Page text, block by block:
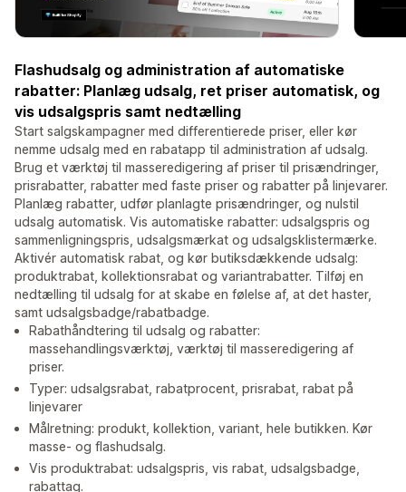
Flashudsalg og administration af automatiske
rabatter: Planlæg udsalg, ret priser automatisk, og
vis udsalgspris samt nedtælling
Start salgskampagner med differentierede priser, eller kør
nemme udsalg med en rabatapp til administration af udsalg.
Brug et værktøj til masseredigering af priser til prisændringer,
prisrabatter, rabatter med faste priser og rabatter på linjevarer.
Planlæg rabatter, udfør planlagte prisændringer, og nulstil
udsalg automatisk. Vis automatiske rabatter: udsalgspris og
sammenligningspris, udsalgsmærkat og udsalgsklistermærke.
Aktivér automatisk rabat, og kør butiksdækkende udsalg:
produktrabat, kollektionsrabat og variantrabatter. Tilføj en
nedtælling til udsalg for at skabe en følelse af, at det haster,
samt udsalgsbadge/rabatbadge.
Rabathåndtering til udsalg og rabatter:
massehandlingsværktøj, værktøj til masseredigering af
priser.
Typer: udsalgsrabat, rabatprocent, prisrabat, rabat på
linjevarer
Målretning: produkt, kollektion, variant, hele butikken. Kør
masse- og flashudsalg.
Vis produktrabat: udsalgspris, vis rabat, udsalgsbadge,
rabattag.